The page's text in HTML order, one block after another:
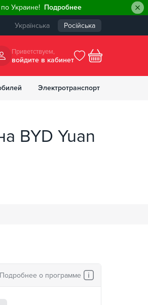
Украине! Подробнее
Українська Російська
Приветствуем,
войдите в кабинет
Электротранспорт
BYD Yuan
Подробнее о программе